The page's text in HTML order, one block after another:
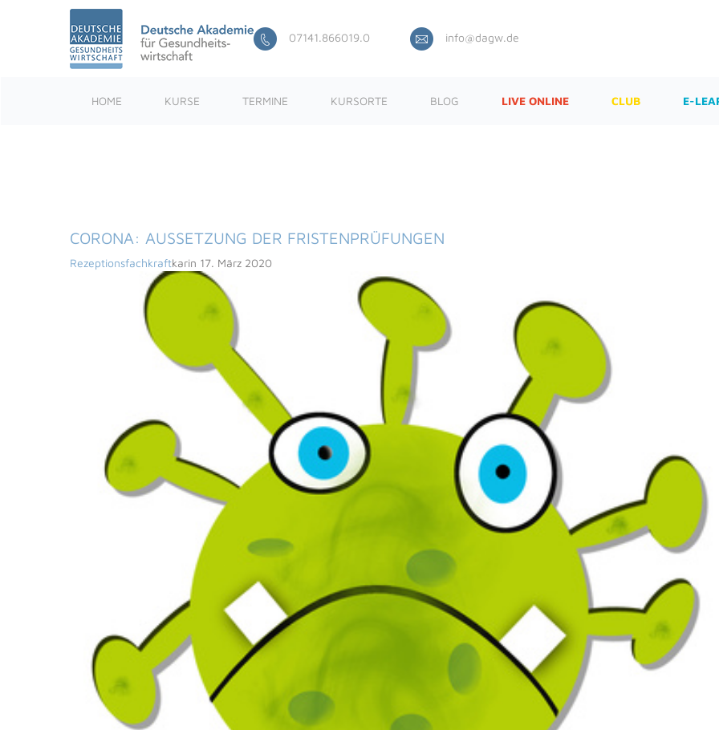
07141.866019.0 info@dagw.de
HOME KURSE TERMINE KURSORTE BLOG LIVE ONLINE CLUB E-
CORONA: AUSSETZUNG DER FRISTENPRÜFUNGEN
Rezeptionsfachkraftkarin 17. März 2020